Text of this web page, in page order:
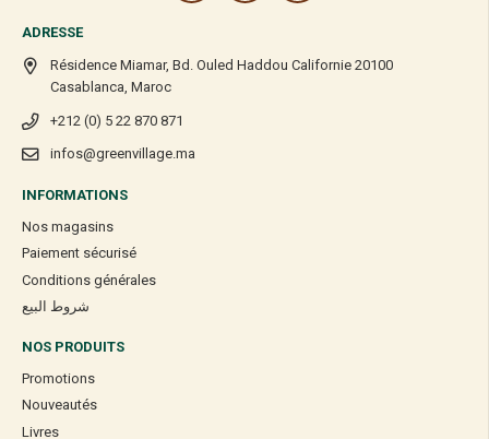
ADRESSE
Résidence Miamar, Bd. Ouled Haddou Californie 20100
Casablanca, Maroc
+212 (0) 5 22 870 871
infos@greenvillage.ma
INFORMATIONS
Nos magasins
Paiement sécurisé
Conditions générales
شروط البيع
NOS PRODUITS
Promotions
Nouveautés
Livres